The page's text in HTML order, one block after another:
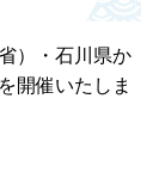
）・石川県か
開催いたしま